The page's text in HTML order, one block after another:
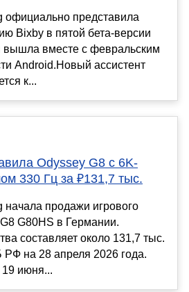
официально представила
Bixby в пятой бета-версии
вышла вместе с февральским
Android.Новый ассистент
к...
Odyssey G8 с 6K-
330 Гц за ₽131,7 тыс.
начала продажи игрового
G80HS в Германии.
составляет около 131,7 тыс.
РФ на 28 апреля 2026 года.
19 июня...